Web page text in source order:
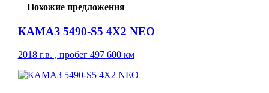
Похожие предложения
КАМАЗ 5490-S5 4Х2 NEO
2018 г.в. , пробег 497 600 км